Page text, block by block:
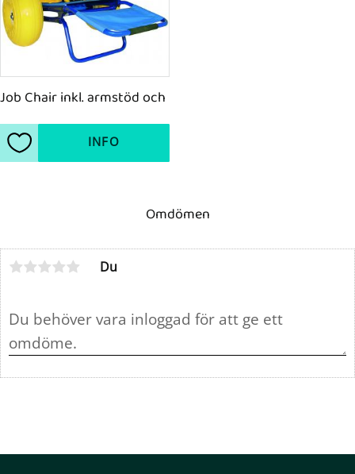
Omdömen
Du
Job Chair inkl. armstöd och
Lägg till i favoriter
INFO